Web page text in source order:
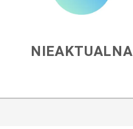
NIEAKTUALNA